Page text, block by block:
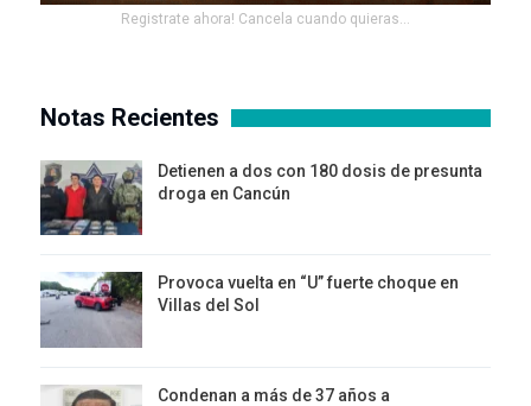
Registrate ahora! Cancela cuando quieras...
Notas Recientes
Detienen a dos con 180 dosis de presunta
droga en Cancún
Provoca vuelta en “U” fuerte choque en
Villas del Sol
Condenan a más de 37 años a